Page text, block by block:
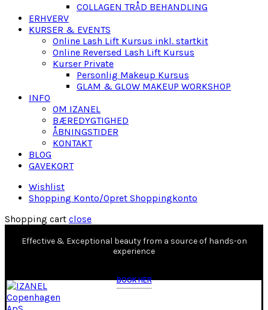
COLLAGEN TRÅD BEHANDLING
ERHVERV
KURSER & EVENTS
Online Lash Lift Kursus inkl. startkit
Online Reversed Lash Lift Kursus
Kurser Private
Personlig Makeup Kursus
GLAM & GLOW MAKEUP WORKSHOP
INFO
OM IZANEL
BÆREDYGTIGHED
ÅBNINGSTIDER
KONTAKT
BLOG
GAVEKORT
Wishlist
Shopping Konto/Opret Shoppingkonto
Shopping cart close
Effective & Exceptional beauty from a source of hands-on
experience
BOOK HER